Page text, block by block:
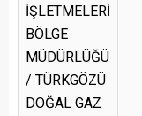
İŞLETMELERİ
BÖLGE
MÜDÜRLÜĞÜ
/ TÜRKGÖZÜ
DOĞAL GAZ